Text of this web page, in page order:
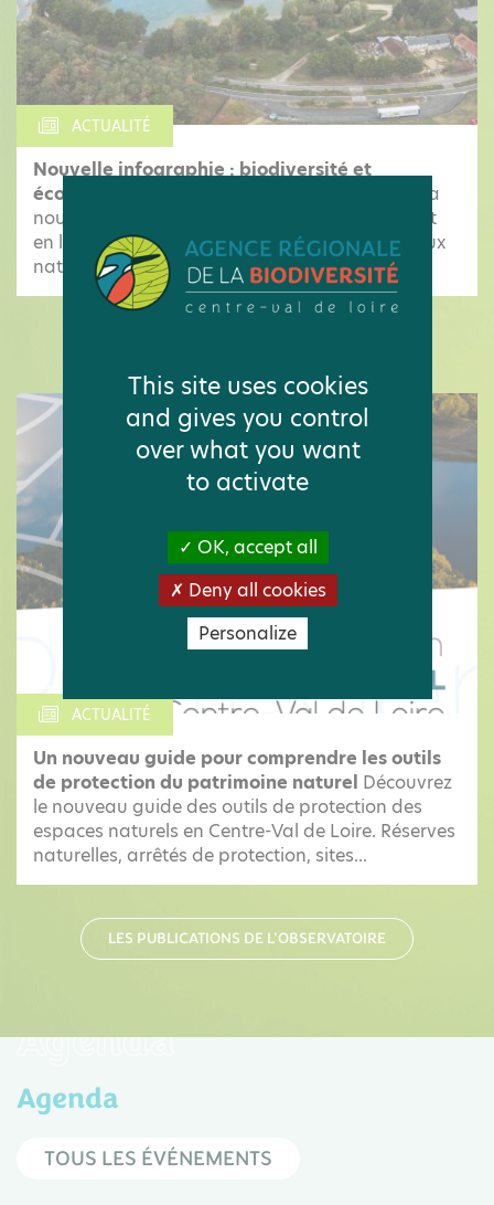
ACTUALITÉ
Nouvelle infographie : biodiversité et
économie en Centre-Val de Loire
Découvrez la
nouvelle infographie de l'Observatoire mettant
en lumière les pressions qui menacent les milieux
naturels et les espèces locales, ainsi...
ACTUALITÉ
Un nouveau guide pour comprendre les outils
de protection du patrimoine naturel Découvrez
le nouveau guide des outils de protection des
espaces naturels en Centre-Val de Loire. Réserves
naturelles, arrêtés de protection, sites...
LES PUBLICATIONS DE L'OBSERVATOIRE
Agenda
Agenda
TOUS LES ÉVÉNEMENTS
This site uses cookies
and gives you control
over what you want
to activate
OK, accept all
Deny all cookies
Personalize